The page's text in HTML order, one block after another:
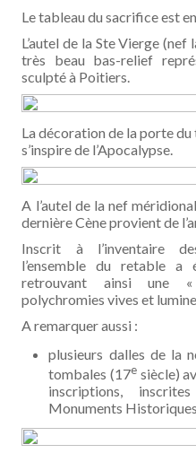
Le tableau du sacrifice est
L’autel de la Ste Vierge
très beau bas-relief
sculpté à Poitiers.
La décoration de la porte
s’inspire de l’Apocalypse.
A l’autel de la nef
dernière Cène provient de
Inscrit à l’inventaire
l’ensemble du retable a
retrouvant ainsi une
polychromies vives et
A remarquer aussi :
plusieurs dalles de la
tombales (17e siècle)
inscriptions,
Monuments